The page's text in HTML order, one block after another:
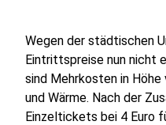
Wegen der städtischen
Eintrittspreise nun nicht
sind Mehrkosten in
und Wärme. Nach der
Einzeltickets bei 4 Euro